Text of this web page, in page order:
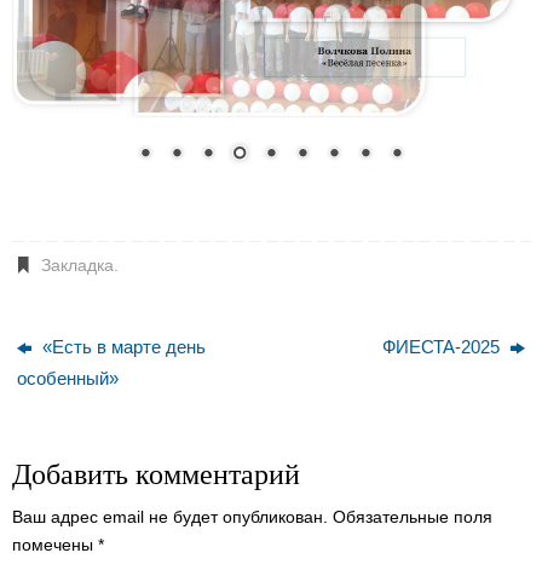
Закладка
«Есть в марте день
особенный»
ФИЕСТА-2025
Добавить комментарий
Ваш адрес email не будет опубликован. Обязательные поля
помечены *